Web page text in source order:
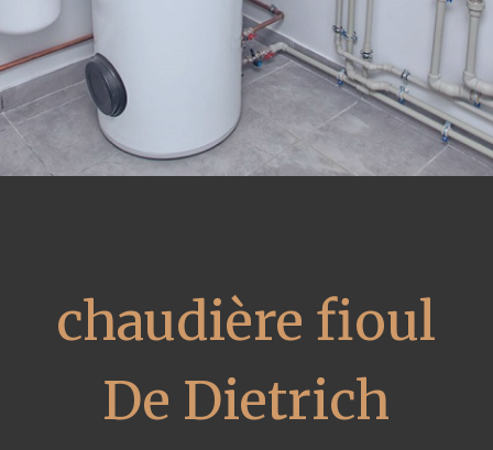
chaudière fioul
De Dietrich